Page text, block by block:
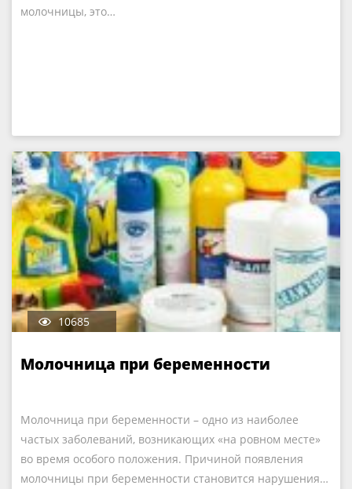
молочницы, это…
10685
Молочница при беременности
Молочница при беременности – одно из наиболее
частых заболеваний, возникающих «на ровном месте»
во время особого положения. Причиной появления
молочницы при беременности становится нарушения…